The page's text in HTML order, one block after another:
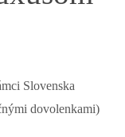
Slovenska
dovolenkami)